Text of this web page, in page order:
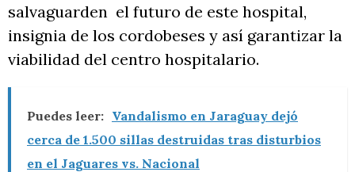
salvaguarden el futuro de este hospital,
insignia de los cordobeses y así garantizar la
viabilidad del centro hospitalario.
Puedes leer: Vandalismo en Jaraguay dejó
cerca de 1.500 sillas destruidas tras disturbios
en el Jaguares vs. Nacional